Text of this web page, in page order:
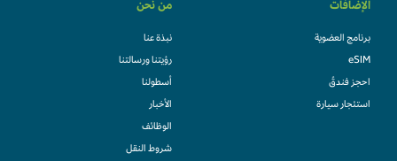
الإضافات
برنامج العضوية
eSIM
احجز فندقً
استئجار سيارة
من نحن
نبذة عنا
رؤيتنا ورسالتنا
أسطولنا
الأخبار
الوظائف
شروط النقل